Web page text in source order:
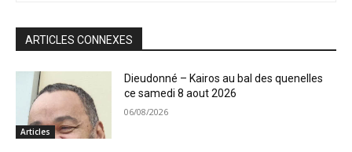
ARTICLES CONNEXES
Articles
Dieudonné – Kairos au bal des quenelles
ce samedi 8 aout 2026
06/08/2026